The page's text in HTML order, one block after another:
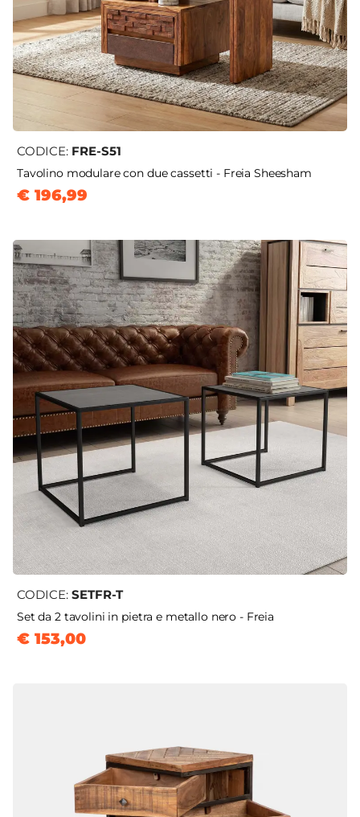
CODICE: FRE-S51
Tavolino modulare con due cassetti - Freia Sheesham
€ 196,99
CODICE: SETFR-T
Set da 2 tavolini in pietra e metallo nero - Freia
€ 153,00